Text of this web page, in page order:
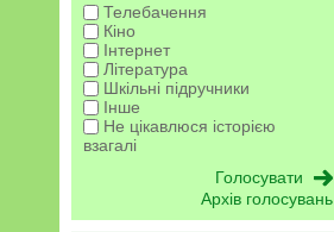
Телебачення
Кіно
Інтернет
Література
Шкільні підручники
Інше
Не цікавлюся історією
взагалі
Архів голосувань